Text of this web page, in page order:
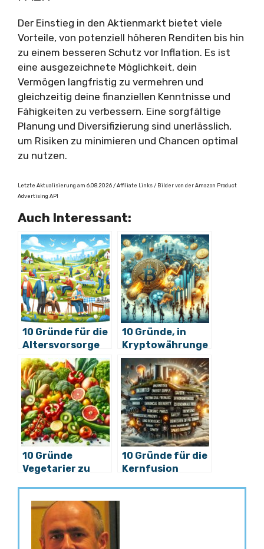
Der Einstieg in den Aktienmarkt bietet viele
Vorteile, von potenziell höheren Renditen bis hin
zu einem besseren Schutz vor Inflation. Es ist
eine ausgezeichnete Möglichkeit, dein
Vermögen langfristig zu vermehren und
gleichzeitig deine finanziellen Kenntnisse und
Fähigkeiten zu verbessern. Eine sorgfältige
Planung und Diversifizierung sind unerlässlich,
um Risiken zu minimieren und Chancen optimal
zu nutzen.
Letzte Aktualisierung am 6.08.2026 / Affiliate Links / Bilder von der Amazon Product
Advertising API
Auch Interessant:
10 Gründe für die
Altersvorsorge
10 Gründe, in
Kryptowährunge
n zu investieren
10 Gründe
Vegetarier zu
10 Gründe für die
Kernfusion